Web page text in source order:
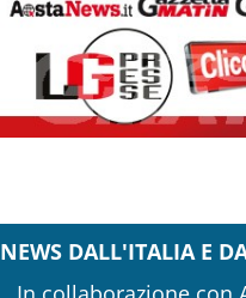
NEWS DALL'ITALIA E